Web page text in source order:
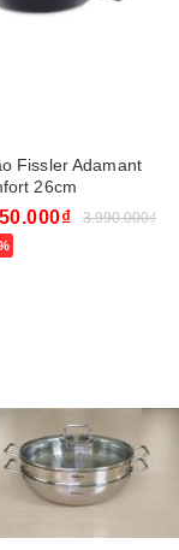
Fissler Adamant
26cm
3.990.000₫